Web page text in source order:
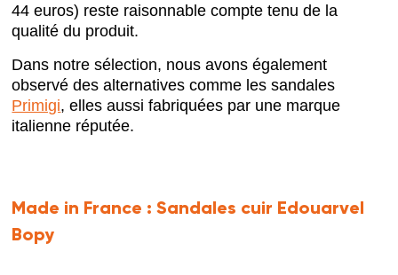
44 euros) reste raisonnable compte tenu de la
qualité du produit.
Dans notre sélection, nous avons également
observé des alternatives comme les sandales
Primigi, elles aussi fabriquées par une marque
italienne réputée.
Made in France :Sandales cuir Edouarvel
Bopy